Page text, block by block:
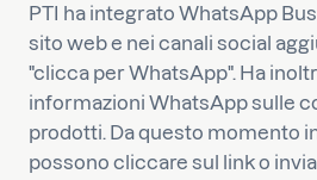
PTI ha integrato WhatsApp
sito web e nei canali social
"clicca per WhatsApp". Ha
informazioni WhatsApp sulle
prodotti. Da questo momento
possono cliccare sul link o